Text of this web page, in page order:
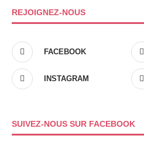
REJOIGNEZ-NOUS
FACEBOOK
INSTAGRAM
SUIVEZ-NOUS SUR FACEBOOK